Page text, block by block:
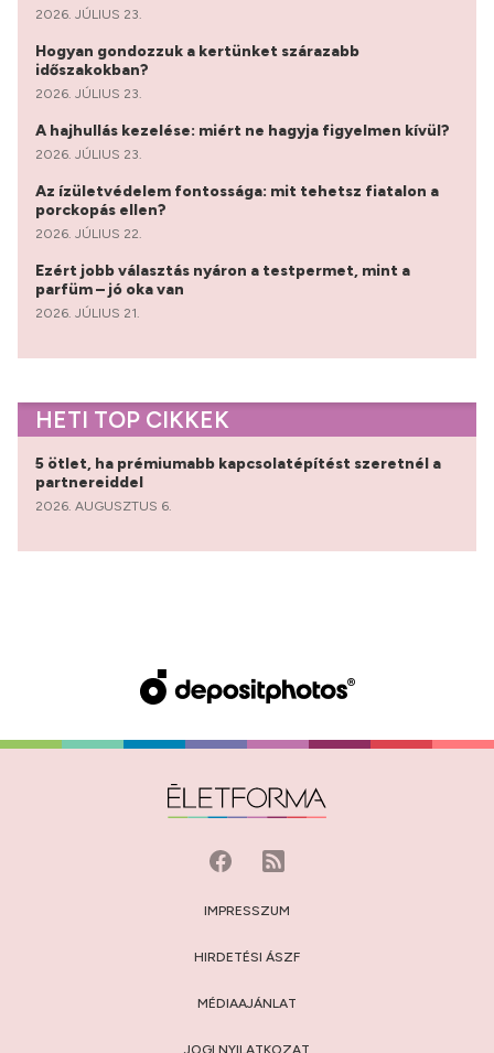
2026. JÚLIUS 23.
Hogyan gondozzuk a kertünket szárazabb
időszakokban?
2026. JÚLIUS 23.
A hajhullás kezelése: miért ne hagyja figyelmen kívül?
2026. JÚLIUS 23.
Az ízületvédelem fontossága: mit tehetsz fiatalon a
porckopás ellen?
2026. JÚLIUS 22.
Ezért jobb választás nyáron a testpermet, mint a
parfüm – jó oka van
2026. JÚLIUS 21.
HETI TOP CIKKEK
5 ötlet, ha prémiumabb kapcsolatépítést szeretnél a
partnereiddel
2026. AUGUSZTUS 6.
IMPRESSZUM
HIRDETÉSI ÁSZF
MÉDIAAJÁNLAT
JOGI NYILATKOZAT